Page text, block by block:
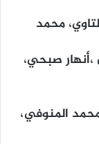
محمد
،أنهار صبحي،
المنوفي،